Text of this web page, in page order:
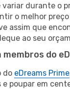
durante o
o melhor
assim que
ao seu
do
do eDreams Prime
poupar em